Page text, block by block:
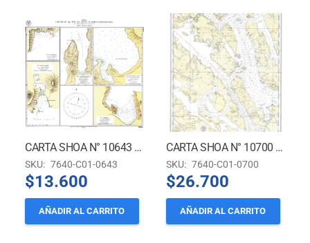
CARTA SHOA N° 10643 – CROQUIS DE PUERTOS EN SENO ÚLTIMA ESPERANZA
SKU: 7640-C01-0643
$13.600
AÑADIR AL CARRITO
CARTA SHOA N° 10700 – CANAL SARMIENTO, ESTRECHO COLLINGWOOD Y CANAL SMYTH *
SKU: 7640-C01-0700
$26.700
AÑADIR AL CARRITO